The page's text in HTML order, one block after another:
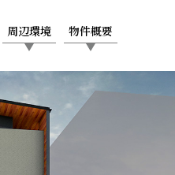
周辺環境 物件概要